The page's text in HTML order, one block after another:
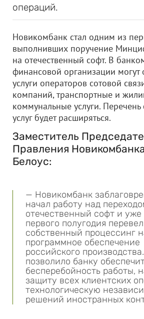
операций.
Новикомбанк стал одним из
выполнивших поручение
на отечественный софт. В
финансовой организации могут
услуги операторов сотовой
компаний, транспортные и
коммунальные услуги. Перечень
услуг будет расширяться.
Заместитель
Правления
Белоус:
— Новикомбанк
начал работу над
отечественный софт и уже
первого полугодия перевел
собственный процессинг
программное обеспечение
российского
позволило банку
бесперебойность работы,
защиту всех клиентских
технологическую
решений иностранных